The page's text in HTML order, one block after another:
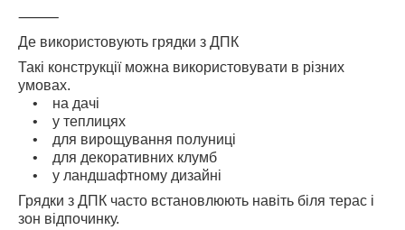
⸻
Де використовують грядки з ДПК
Такі конструкції можна використовувати в різних
умовах.
• на дачі
• у теплицях
• для вирощування полуниці
• для декоративних клумб
• у ландшафтному дизайні
Грядки з ДПК часто встановлюють навіть біля терас і
зон відпочинку.